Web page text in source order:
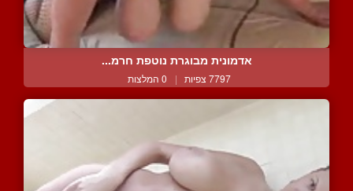
אדמונית מבוגרת נוטפת חרמ...
7797 צפיות | 0 המלצות